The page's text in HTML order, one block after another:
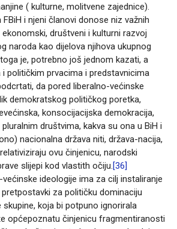
( kulturne, molitvene zajednice).
i njeni članovi donose niz važnih
društveni i kulturni razvoj
naroda kao dijelova njihova ukupnog
je, potrebno još jednom kazati, a
političkim prvacima i predstavnicima
da pored liberalno-većinske
demokratskog političkog poretka,
konsocijacijska demokracija,
društvima, kakva su ona u BiH i
nacionalna država niti, država-nacija,
ovu činjenicu, narodski
slijepi kod vlastith očiju. [36]
ideologije ima za cilj instaliranje
za političku dominaciju
koja bi potpuno ignorirala
općepoznatu činjenicu fragmentiranosti